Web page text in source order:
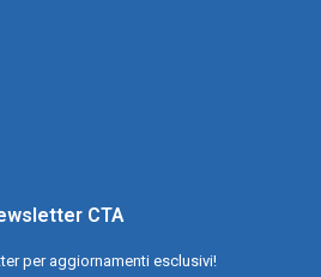
CTA
per aggiornamenti esclusivi!